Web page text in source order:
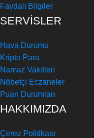
Faydalı Bilgiler
SERVİSLER
Hava Durumu
Kripto Para
Namaz Vakitleri
Nöbetçi Eczaneler
Puan Durumları
HAKKIMIZDA
Çerez Politikası